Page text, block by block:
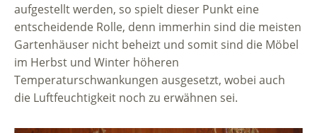
aufgestellt werden, so spielt dieser Punkt eine
entscheidende Rolle, denn immerhin sind die meisten
Gartenhäuser nicht beheizt und somit sind die Möbel
im Herbst und Winter höheren
Temperaturschwankungen ausgesetzt, wobei auch
die Luftfeuchtigkeit noch zu erwähnen sei.